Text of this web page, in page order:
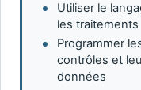
Utiliser le
les traitements
Programmer
contrôles et
données